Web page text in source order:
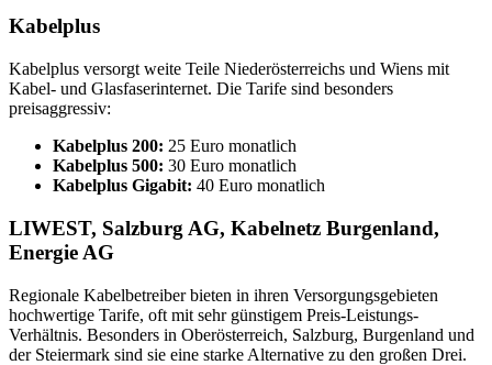
Kabelplus
Kabelplus versorgt weite Teile Niederösterreichs und Wiens mit
Kabel- und Glasfaserinternet. Die Tarife sind besonders
preisaggressiv:
Kabelplus 200: 25 Euro monatlich
Kabelplus 500: 30 Euro monatlich
Kabelplus Gigabit: 40 Euro monatlich
LIWEST, Salzburg AG, Kabelnetz Burgenland,
Energie AG
Regionale Kabelbetreiber bieten in ihren Versorgungsgebieten
hochwertige Tarife, oft mit sehr günstigem Preis-Leistungs-
Verhältnis. Besonders in Oberösterreich, Salzburg, Burgenland und
der Steiermark sind sie eine starke Alternative zu den großen Drei.